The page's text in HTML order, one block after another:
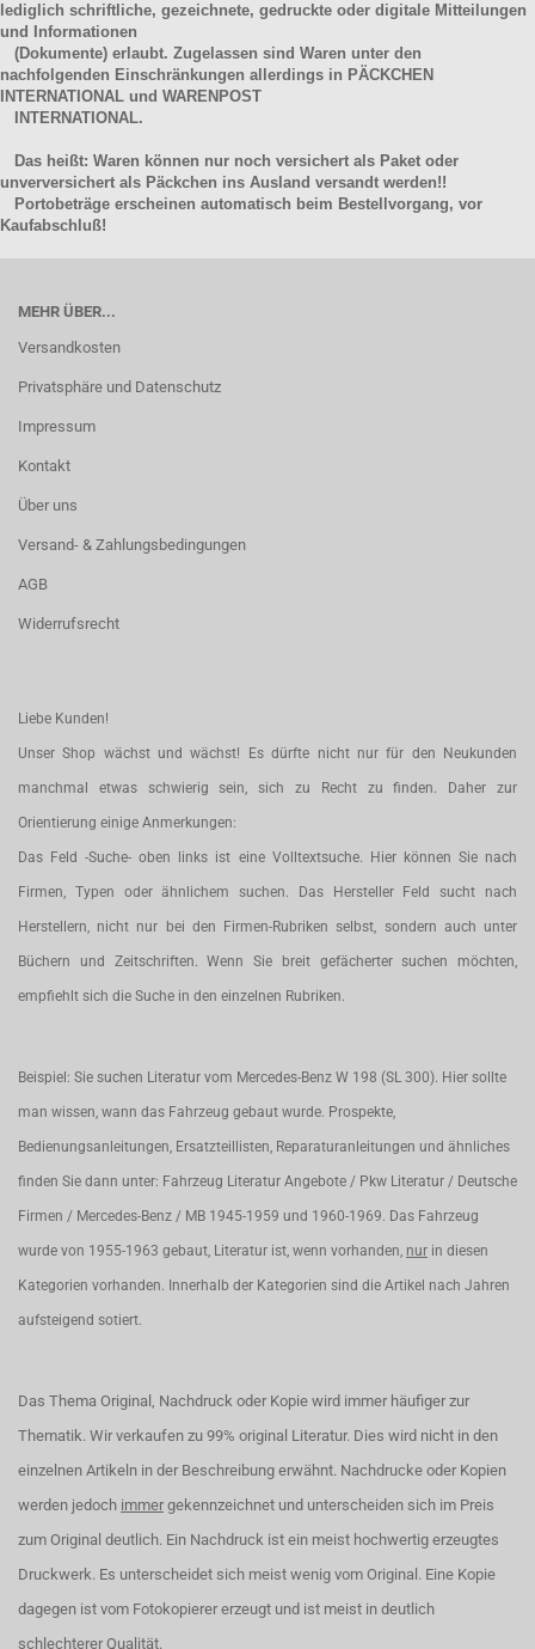
lediglich schriftliche, gezeichnete, gedruckte oder digitale Mitteilungen
und Informationen
(Dokumente) erlaubt. Zugelassen sind Waren unter den
nachfolgenden Einschränkungen allerdings in PÄCKCHEN
INTERNATIONAL und WARENPOST
INTERNATIONAL.
Das heißt: Waren können nur noch versichert als Paket oder
unverversichert als Päckchen ins Ausland versandt werden!!
Portobeträge erscheinen automatisch beim Bestellvorgang, vor
Kaufabschluß!
MEHR ÜBER...
Versandkosten
Privatsphäre und Datenschutz
Impressum
Kontakt
Über uns
Versand- & Zahlungsbedingungen
AGB
Widerrufsrecht
Liebe Kunden!
Unser Shop wächst und wächst! Es dürfte nicht nur für den Neukunden
manchmal etwas schwierig sein, sich zu Recht zu finden. Daher zur
Orientierung einige Anmerkungen:
Das Feld -Suche- oben links ist eine Volltextsuche. Hier können Sie nach
Firmen, Typen oder ähnlichem suchen. Das Hersteller Feld sucht nach
Herstellern, nicht nur bei den Firmen-Rubriken selbst, sondern auch unter
Büchern und Zeitschriften. Wenn Sie breit gefächerter suchen möchten,
empfiehlt sich die Suche in den einzelnen Rubriken.
Beispiel: Sie suchen Literatur vom Mercedes-Benz W 198 (SL 300). Hier sollte
man wissen, wann das Fahrzeug gebaut wurde. Prospekte,
Bedienungsanleitungen, Ersatzteillisten, Reparaturanleitungen und ähnliches
finden Sie dann unter: Fahrzeug Literatur Angebote / Pkw Literatur / Deutsche
Firmen / Mercedes-Benz / MB 1945-1959 und 1960-1969. Das Fahrzeug
wurde von 1955-1963 gebaut, Literatur ist, wenn vorhanden, nur in diesen
Kategorien vorhanden. Innerhalb der Kategorien sind die Artikel nach Jahren
aufsteigend sotiert.
Das Thema Original, Nachdruck oder Kopie wird immer häufiger zur
Thematik. Wir verkaufen zu 99% original Literatur. Dies wird nicht in den
einzelnen Artikeln in der Beschreibung erwähnt. Nachdrucke oder Kopien
werden jedoch immer gekennzeichnet und unterscheiden sich im Preis
zum Original deutlich. Ein Nachdruck ist ein meist hochwertig erzeugtes
Druckwerk. Es unterscheidet sich meist wenig vom Original. Eine Kopie
dagegen ist vom Fotokopierer erzeugt und ist meist in deutlich
schlechterer Qualität.